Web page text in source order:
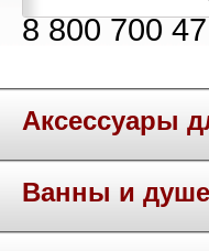
8 800 700
Аксессуары
Ванны и